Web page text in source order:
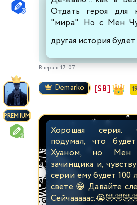
Отдать героя для
"мира". Но с Мен
другая история будет
Вчера в 17:07
PREMIUM
Demarko [SB]
Хорошая серия.
подумал, что
Хуаном, но Мен
зачинщика и,
серии ему будет 100
свете.😁 Давайте